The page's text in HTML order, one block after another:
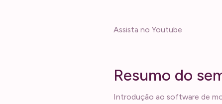
Assista no Youtube
Resumo do se
Introdução ao software de